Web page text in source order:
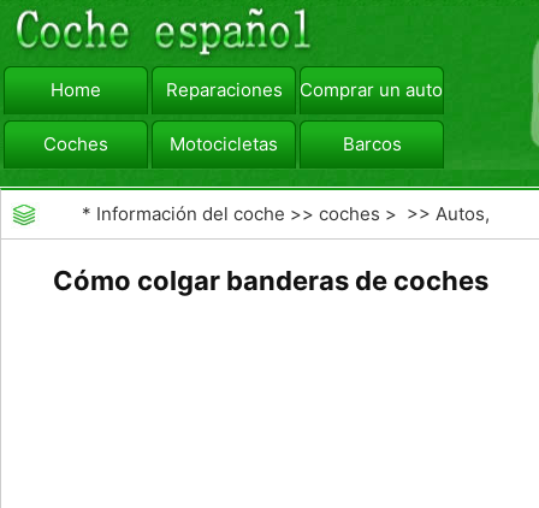
Home Reparaciones Comprar un automóvil
Coches Motocicletas Barcos
viajar Camiones
* Información del coche >>coches > >>Autos,
Cómo colgar banderas de coches